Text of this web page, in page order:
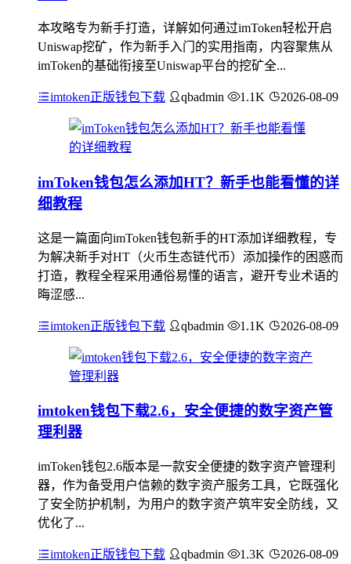
本攻略专为新手打造，详解如何通过imToken轻松开启
Uniswap挖矿，作为新手入门的实用指南，内容聚焦从
imToken的基础衔接至Uniswap平台的挖矿全...
imtoken正版钱包下载 qbadmin 1.1K 2026-08-09
imToken钱包怎么添加HT？新手也能看懂的详
细教程
这是一篇面向imToken钱包新手的HT添加详细教程，专
为解决新手对HT（火币生态链代币）添加操作的困惑而
打造，教程全程采用通俗易懂的语言，避开专业术语的
晦涩感...
imtoken正版钱包下载 qbadmin 1.1K 2026-08-09
imtoken钱包下载2.6，安全便捷的数字资产管
理利器
imToken钱包2.6版本是一款安全便捷的数字资产管理利
器，作为备受用户信赖的数字资产服务工具，它既强化
了安全防护机制，为用户的数字资产筑牢安全防线，又
优化了...
imtoken正版钱包下载 qbadmin 1.3K 2026-08-09